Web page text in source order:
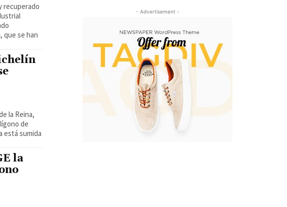
recuperado
que se han
la Reina,
de
está sumida
la
- Advertisement -